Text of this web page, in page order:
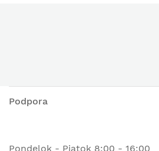
Podpora
Pondelok - Piatok 8:00 - 16:00